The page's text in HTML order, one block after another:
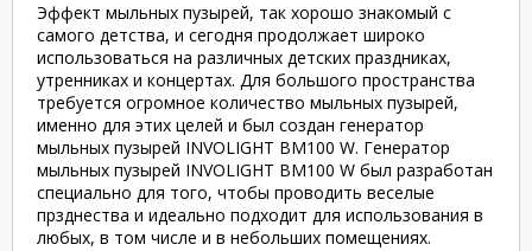
Эффект мыльных пузырей, так хорошо знакомый с
самого детства, и сегодня продолжает широко
использоваться на различных детских праздниках,
утренниках и концертах. Для большого пространства
требуется огромное количество мыльных пузырей,
именно для этих целей и был создан генератор
мыльных пузырей INVOLIGHT BM100 W. Генератор
мыльных пузырей INVOLIGHT BM100 W был разработан
специально для того, чтобы проводить веселые
прзднества и идеально подходит для использования в
любых, в том числе и в небольших помещениях.